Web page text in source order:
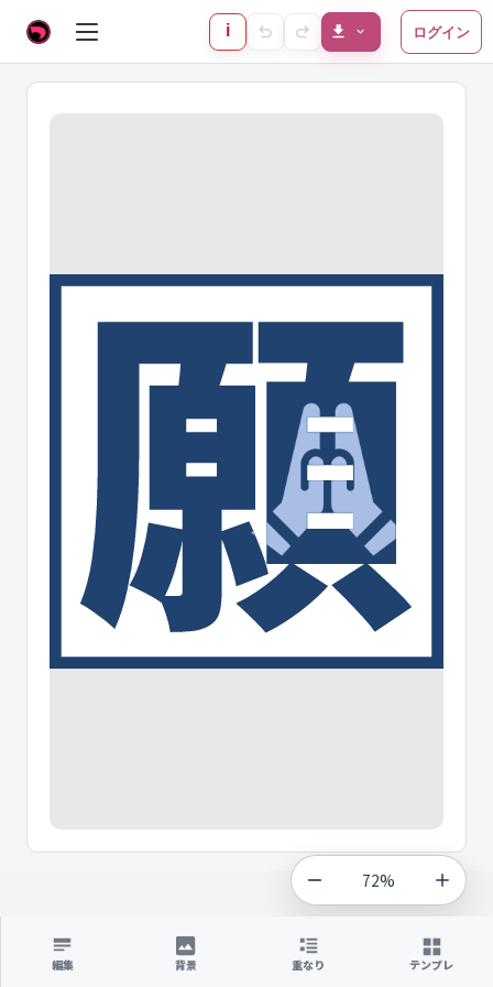
i ログイン
72%
編集 背景 重なり テンプレ